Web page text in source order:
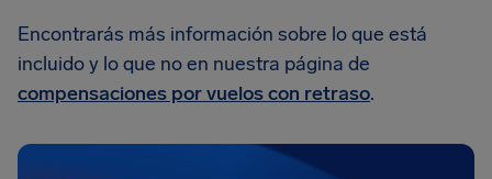
Encontrarás más información sobre lo que está
incluido y lo que no en nuestra página de
compensaciones por vuelos con retraso.